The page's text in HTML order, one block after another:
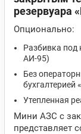
резервуара
Опционально:
Разбивка под
АИ-95)
Без
бухгалтерией
Утепленная
Мини АЗС с
представляет